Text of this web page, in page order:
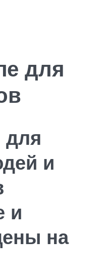
для
для
и
и
на